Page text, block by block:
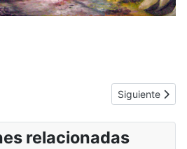
rojos Artículo
Siguiente
relacionadas